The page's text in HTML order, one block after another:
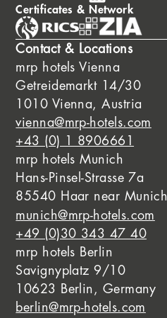
Certificates & Network
Contact & Locations
mrp hotels Vienna
Getreidemarkt 14/30
1010 Vienna, Austria
vienna@mrp-hotels.com
+43 (0) 1 8906661
mrp hotels Munich
Hans-Pinsel-Strasse 7a
85540 Haar near Munich
munich@mrp-hotels.com
+49 (0)30 343 47 40
mrp hotels Berlin
Savignyplatz 9/10
10623 Berlin, Germany
berlin@mrp-hotels.com